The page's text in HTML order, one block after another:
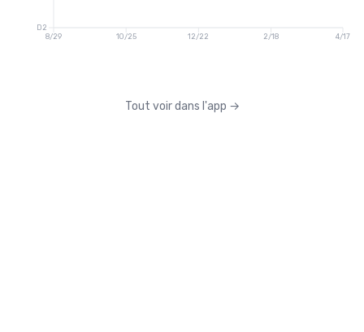
8/29 10/25 12/22 2/18 4/17
D2
Tout voir dans l'app →